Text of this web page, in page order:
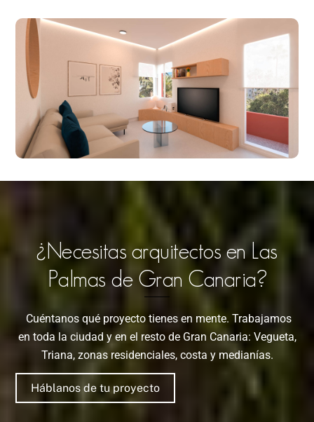
¿Necesitas arquitectos en Las
Palmas de Gran Canaria?
Cuéntanos qué proyecto tienes en mente. Trabajamos
en toda la ciudad y en el resto de Gran Canaria: Vegueta,
Triana, zonas residenciales, costa y medianías.
Háblanos de tu proyecto